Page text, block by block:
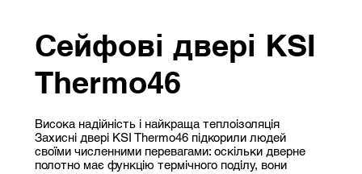
Сейфові двері KSI
Thermo46
Висока надійність і найкраща теплоізоляція
Захисні двері KSI Thermo46 підкорили людей
своїми численними перевагами: оскільки дверне
полотно має функцію термічного поділу, вони